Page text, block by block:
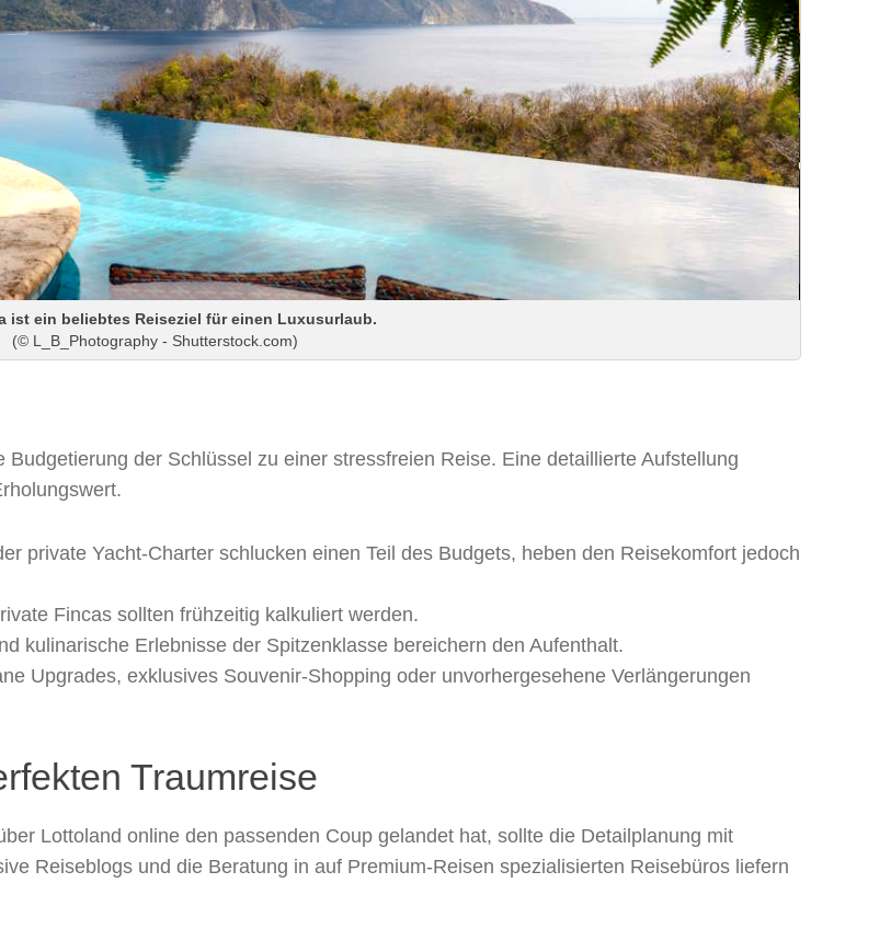
ist ein beliebtes Reiseziel für einen Luxusurlaub.
(© L_B_Photography - Shutterstock.com)
der Schlüssel zu einer stressfreien Reise. Eine detaillierte Aufstellung
private Yacht-Charter schlucken einen Teil des Budgets, heben den Reisekomfort jedoch
Fincas sollten frühzeitig kalkuliert werden.
kulinarische Erlebnisse der Spitzenklasse bereichern den Aufenthalt.
Upgrades, exklusives Souvenir-Shopping oder unvorhergesehene Verlängerungen
Traumreise
Lottoland online den passenden Coup gelandet hat, sollte die Detailplanung mit
Reiseblogs und die Beratung in auf Premium-Reisen spezialisierten Reisebüros liefern